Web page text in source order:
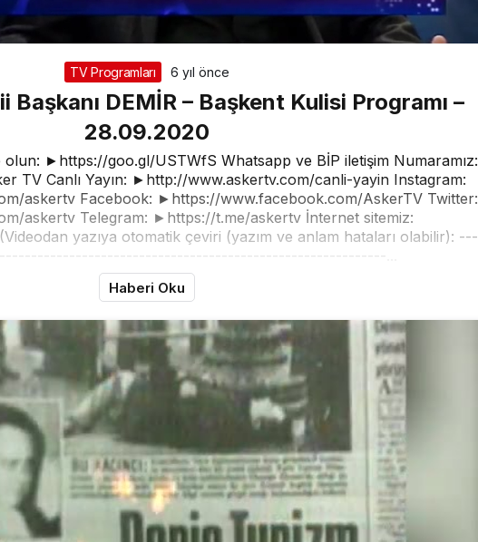
TV Programları 6 yıl önce
Başkanı DEMİR – Başkent Kulisi Programı –
28.09.2020
olun: ►https://goo.gl/USTWfS Whatsapp ve BİP iletişim Numaramız:
TV Canlı Yayın: ►http://www.askertv.com/canli-yayin Instagram:
askertv Facebook: ►https://www.facebook.com/AskerTV Twitter:
askertv Telegram: ►https://t.me/askertv İnternet sitemiz:
yazıya otomatik çeviri (yazım ve anlam hataları olabilir): ---
...
Haberi Oku